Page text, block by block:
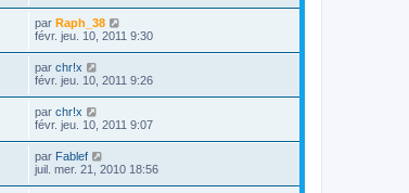
par Raph_38
févr. jeu. 10, 2011 9:30
par chr!x
févr. jeu. 10, 2011 9:26
par chr!x
févr. jeu. 10, 2011 9:07
par Fablef
juil. mer. 21, 2010 18:56